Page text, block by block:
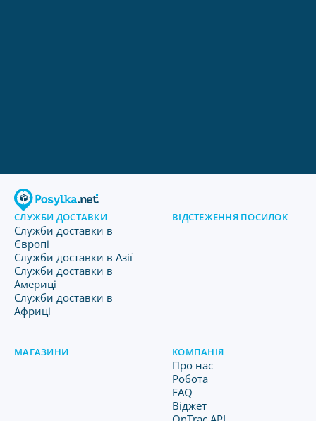
СЛУЖБИ ДОСТАВКИ
Служби доставки в
Європі
Служби доставки в Азії
Служби доставки в
Америці
Служби доставки в
Африці
ВІДСТЕЖЕННЯ ПОСИЛОК
МАГАЗИНИ КОМПАНІЯ
Про нас
Робота
FAQ
Віджет